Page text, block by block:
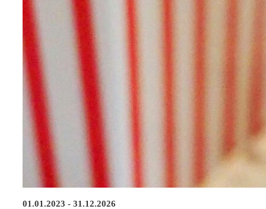
01.01.2023 - 31.12.2026